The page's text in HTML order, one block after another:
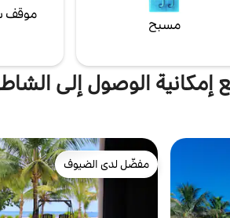
مسبح
موقف
إمكانية الوصول إلى
مفضّل لدى الضيوف
مفضّل لدى الضيوف